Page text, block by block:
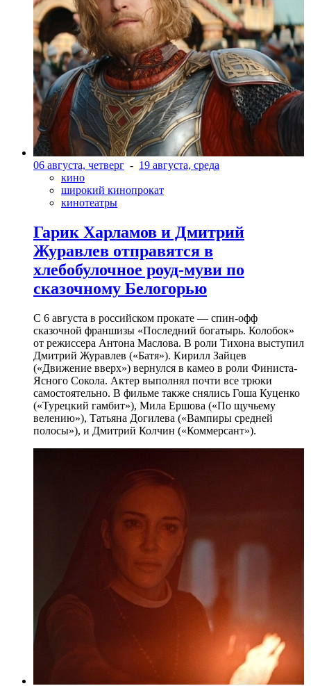
06 августа, четверг - 19 августа, среда
кино
широкий кинопрокат
кинотеатры
Гарик Харламов и Дмитрий
Журавлев отправятся в
хлебобулочное роуд-муви по
сказочному Белогорью
С 6 августа в российском прокате — спин-офф
сказочной франшизы «Последний богатырь. Колобок»
от режиссера Антона Маслова. В роли Тихона выступил
Дмитрий Журавлев («Батя»). Кирилл Зайцев
(«Движение вверх») вернулся в камео в роли Финиста-
Ясного Сокола. Актер выполнял почти все трюки
самостоятельно. В фильме также снялись Гоша Куценко
(«Турецкий гамбит»), Мила Ершова («По щучьему
велению»), Татьяна Догилева («Вампиры средней
полосы»), и Дмитрий Колчин («Коммерсант»).